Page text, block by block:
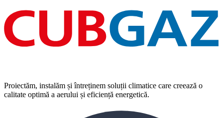
Proiectăm, instalăm și întreținem soluții climatice care creează o
calitate optimă a aerului și eficiență energetică.